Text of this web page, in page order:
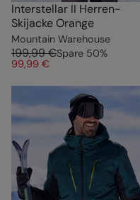
Interstellar II Herren-
Skijacke Orange
Mountain Warehouse
199,99 €Spare 50%
99,99 €